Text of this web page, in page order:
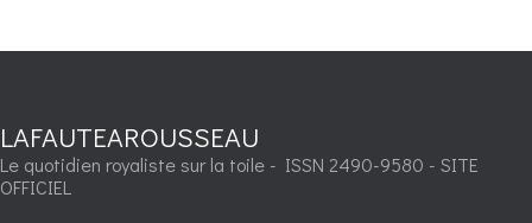
LAFAUTEAROUSSEAU
Le quotidien royaliste sur la toile - ISSN 2490-9580 - SITE
OFFICIEL